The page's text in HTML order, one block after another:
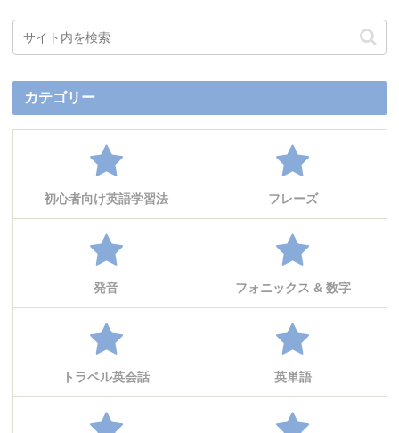
カテゴリー
初心者向け英語学習法 フレーズ
発音 フォニックス & 数字
トラベル英会話 英単語